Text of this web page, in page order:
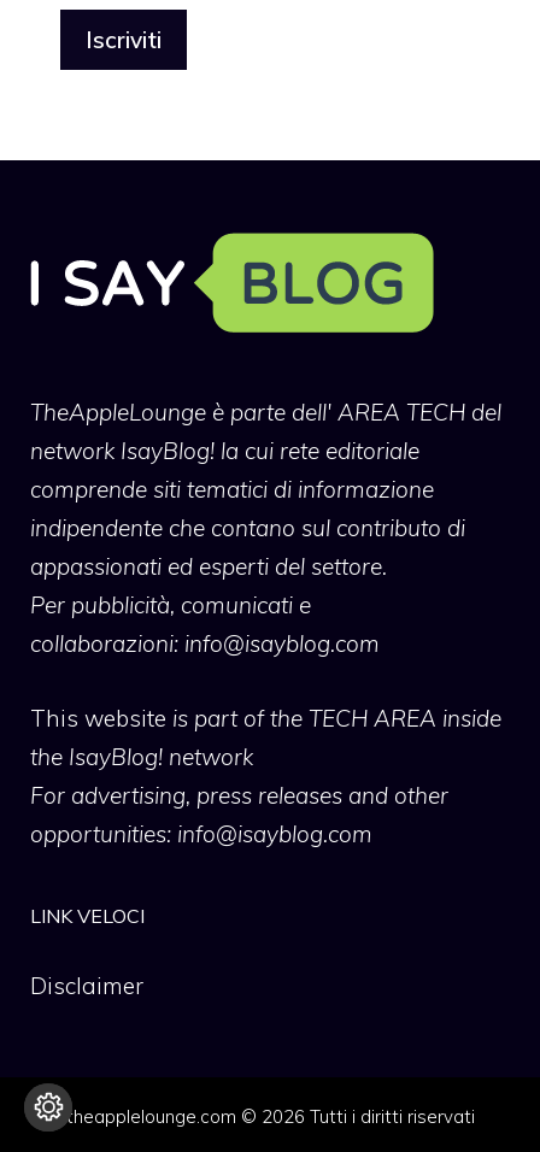
TheAppleLounge è parte dell' AREA TECH del
network IsayBlog! la cui rete editoriale
comprende siti tematici di informazione
indipendente che contano sul contributo di
appassionati ed esperti del settore.
Per pubblicità, comunicati e
collaborazioni: info@isayblog.com
This website is part of the TECH AREA inside
the IsayBlog! network
For advertising, press releases and other
opportunities: info@isayblog.com
LINK VELOCI
Disclaimer
theapplelounge.com © 2026 Tutti i diritti riservati